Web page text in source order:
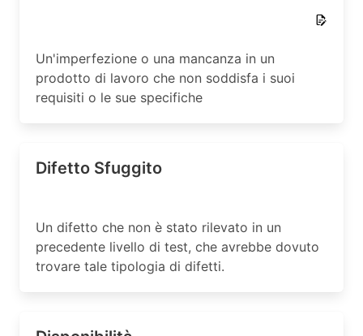
Un'imperfezione o una mancanza in un
prodotto di lavoro che non soddisfa i suoi
requisiti o le sue specifiche
Difetto Sfuggito
Un difetto che non è stato rilevato in un
precedente livello di test, che avrebbe dovuto
trovare tale tipologia di difetti.